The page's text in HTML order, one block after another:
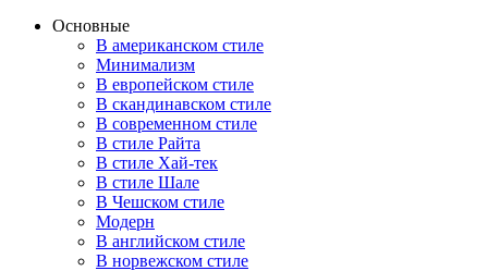
Основные
В американском стиле
Минимализм
В европейском стиле
В скандинавском стиле
В современном стиле
В стиле Райта
В стиле Хай-тек
В стиле Шале
В Чешском стиле
Модерн
В английском стиле
В норвежском стиле